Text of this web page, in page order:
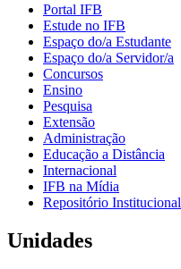
Portal IFB
Estude no IFB
Espaço do/a Estudante
Espaço do/a Servidor/a
Concursos
Ensino
Pesquisa
Extensão
Administração
Educação a Distância
Internacional
IFB na Mídia
Repositório Institucional
Unidades